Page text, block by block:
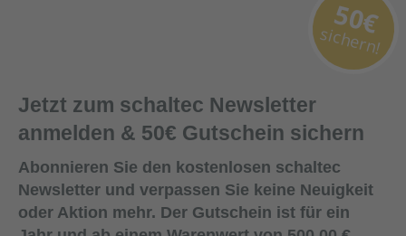
Jetzt zum schaltec Newsletter
anmelden & 50€ Gutschein sichern
Abonnieren Sie den kostenlosen schaltec
Newsletter und verpassen Sie keine Neuigkeit
oder Aktion mehr. Der Gutschein ist für ein
50€
sichern!